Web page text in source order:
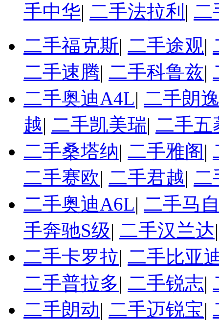
手中华| 二手法拉利 | 二
二手福克斯| 二手途观|
二手速腾| 二手科鲁兹|
二手奥迪A4L| 二手朗
越| 二手凯美瑞| 二手五
二手桑塔纳| 二手雅阁|
二手赛欧| 二手君越| 二
二手奥迪A6L| 二手马
手奔驰S级| 二手汉兰达
二手卡罗拉| 二手比亚
二手普拉多| 二手锐志|
二手朗动| 二手迈锐宝|